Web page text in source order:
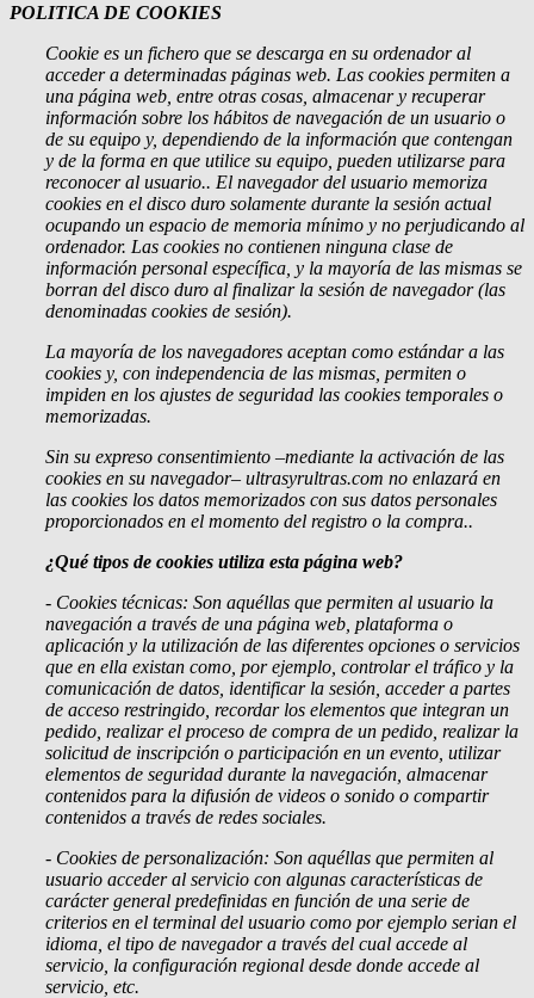
POLITICA DE COOKIES
Cookie es un fichero que se descarga en su ordenador al
acceder a determinadas páginas web. Las cookies permiten a
una página web, entre otras cosas, almacenar y recuperar
información sobre los hábitos de navegación de un usuario o
de su equipo y, dependiendo de la información que contengan
y de la forma en que utilice su equipo, pueden utilizarse para
reconocer al usuario.. El navegador del usuario memoriza
cookies en el disco duro solamente durante la sesión actual
ocupando un espacio de memoria mínimo y no perjudicando al
ordenador. Las cookies no contienen ninguna clase de
información personal específica, y la mayoría de las mismas se
borran del disco duro al finalizar la sesión de navegador (las
denominadas cookies de sesión).
La mayoría de los navegadores aceptan como estándar a las
cookies y, con independencia de las mismas, permiten o
impiden en los ajustes de seguridad las cookies temporales o
memorizadas.
Sin su expreso consentimiento –mediante la activación de las
cookies en su navegador– ultrasyrultras.com no enlazará en
las cookies los datos memorizados con sus datos personales
proporcionados en el momento del registro o la compra..
¿Qué tipos de cookies utiliza esta página web?
- Cookies técnicas: Son aquéllas que permiten al usuario la
navegación a través de una página web, plataforma o
aplicación y la utilización de las diferentes opciones o servicios
que en ella existan como, por ejemplo, controlar el tráfico y la
comunicación de datos, identificar la sesión, acceder a partes
de acceso restringido, recordar los elementos que integran un
pedido, realizar el proceso de compra de un pedido, realizar la
solicitud de inscripción o participación en un evento, utilizar
elementos de seguridad durante la navegación, almacenar
contenidos para la difusión de videos o sonido o compartir
contenidos a través de redes sociales.
- Cookies de personalización: Son aquéllas que permiten al
usuario acceder al servicio con algunas características de
carácter general predefinidas en función de una serie de
criterios en el terminal del usuario como por ejemplo serian el
idioma, el tipo de navegador a través del cual accede al
servicio, la configuración regional desde donde accede al
servicio, etc.